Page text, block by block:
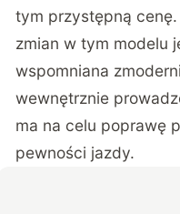
tym przystępną
zmian w tym modelu
wspomniana
wewnętrznie
ma na celu poprawę
pewności jazdy.